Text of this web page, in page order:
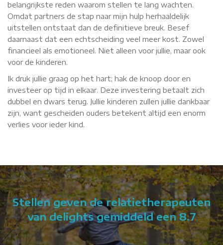
belangrijkste reden waarom stellen te lang wachten.
Omdat partners de stap naar mijn hulp herhaaldelijk
uitstellen ontstaat dan de definitieve breuk. Besef
daarnaast dat een echtscheiding veel meer kost. Zowel
financieel als emotioneel. Niet alleen voor jullie, maar ook
voor de kinderen.
Ik druk jullie graag op het hart; hak de knoop door en
investeer op tijd in elkaar. Deze investering betaalt zich
dubbel en dwars terug. Jullie kinderen zullen jullie dankbaar
zijn, want gescheiden ouders betekent altijd een enorm
verlies voor ieder kind.
Stellen geven de relatietherapeuten
van delights gemiddeld een 8.7